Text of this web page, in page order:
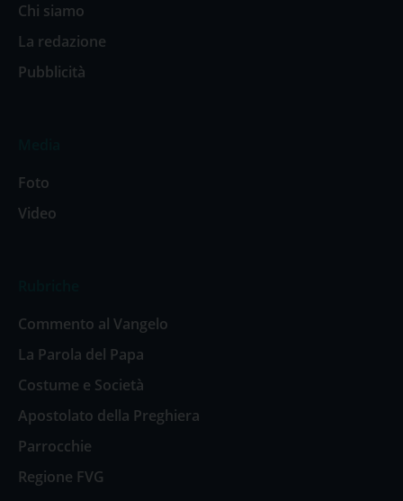
Chi siamo
La redazione
Pubblicità
Foto
Video
Commento al Vangelo
La Parola del Papa
Costume e Società
Apostolato della Preghiera
Parrocchie
Regione FVG